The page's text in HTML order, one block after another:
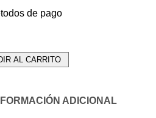
AL CARRITO
ADICIONAL